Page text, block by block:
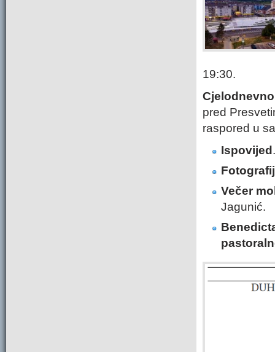
19:30.
pred
raspored u
Ispovijed
Večer
Jagunić.